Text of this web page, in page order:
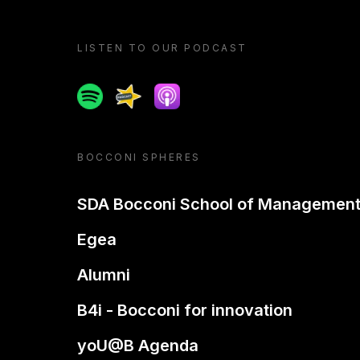
LISTEN TO OUR PODCAST
SpotifySpreakerApple podcast
BOCCONI SPHERES
SDA Bocconi School of Management
Egea
Alumni
B4i - Bocconi for innovation
yoU@B Agenda